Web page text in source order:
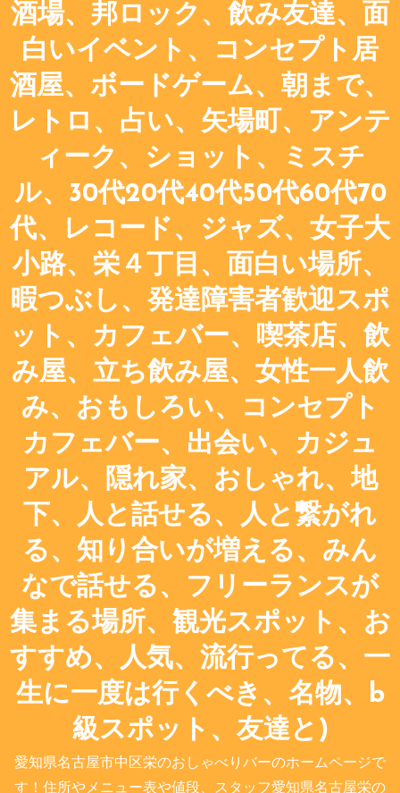
酒場、邦ロック、飲み友達、面
白いイベント、コンセプト居
酒屋、ボードゲーム、朝まで、
レトロ、占い、矢場町、アンテ
ィーク、ショット、ミスチ
ル、30代20代40代50代60代70
代、レコード、ジャズ、女子大
小路、栄４丁目、面白い場所、
暇つぶし、発達障害者歓迎スポ
ット、カフェバー、喫茶店、飲
み屋、立ち飲み屋、女性一人飲
み、おもしろい、コンセプト
カフェバー、出会い、カジュ
アル、隠れ家、おしゃれ、地
下、人と話せる、人と繋がれ
る、知り合いが増える、みん
なで話せる、フリーランスが
集まる場所、観光スポット、お
すすめ、人気、流行ってる、一
生に一度は行くべき、名物、b
級スポット、友達と)
愛知県名古屋市中区栄のおしゃべりバーのホームページで
す！住所やメニュー表や値段、スタッフ愛知県名古屋栄の